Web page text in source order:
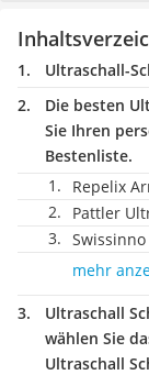
Ultraschall-
Die besten
Sie Ihren
Bestenliste.
Repelix
Pattler
Swissinno
mehr
Ultraschall
wählen Sie
Ultraschall